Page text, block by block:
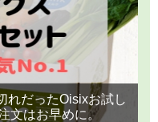
れだったOisixお試し
文はお早めに。